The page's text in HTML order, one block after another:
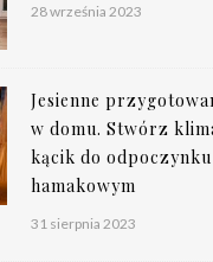
28 września 2023
Jesienne
w domu. Stwórz
kącik do
hamakowym
31 sierpnia 2023